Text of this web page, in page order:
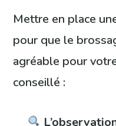
Mettre en place
pour que le
agréable pour
conseillé :